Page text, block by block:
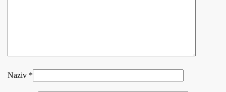
Naziv *